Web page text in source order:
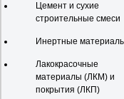
Цемент и сухие
строительные смеси
Инертные
Лакокрасочные
материалы (ЛКМ) и
покрытия (ЛКП)